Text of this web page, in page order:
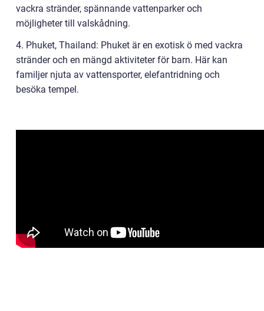
vackra stränder, spännande vattenparker och
möjligheter till valskådning.
4. Phuket, Thailand: Phuket är en exotisk ö med vackra
stränder och en mängd aktiviteter för barn. Här kan
familjer njuta av vattensporter, elefantridning och
besöka tempel.